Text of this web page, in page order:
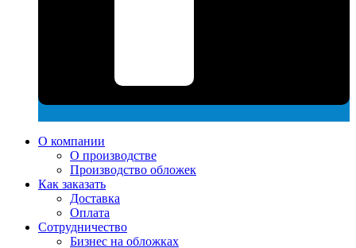
О компании
О производстве
Производство обложек
Как заказать
Доставка
Оплата
Сотрудничество
Бизнес на обложках